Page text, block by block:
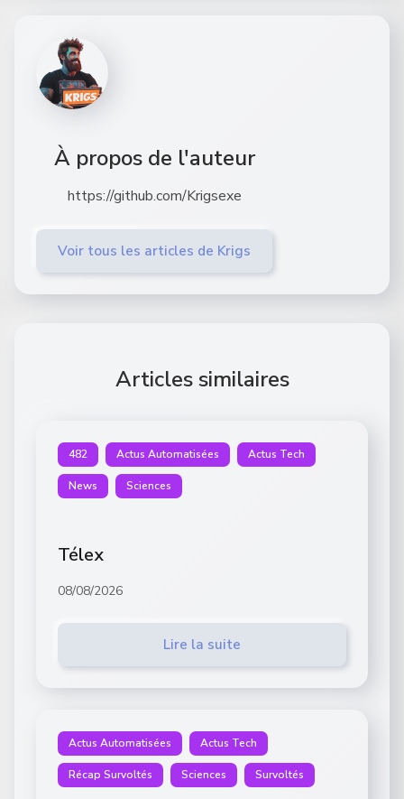
À propos de l'auteur
https://github.com/Krigsexe
Voir tous les articles de Krigs
Articles similaires
482 Actus Automatisées Actus Tech
News Sciences
Télex
08/08/2026
Lire la suite
Actus Automatisées Actus Tech
Récap Survoltés Sciences Survoltés